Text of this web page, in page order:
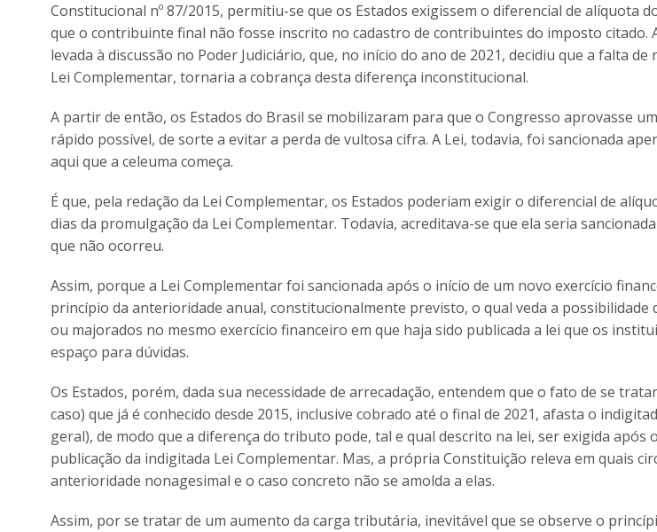
Constitucional nº 87/2015, permitiu-se que os Estados exigissem o diferencial de alíquota
que o contribuinte final não fosse inscrito no cadastro de contribuintes do imposto
levada à discussão no Poder Judiciário, que, no início do ano de 2021, decidiu que a falta
Lei Complementar, tornaria a cobrança desta diferença inconstitucional.
A partir de então, os Estados do Brasil se mobilizaram para que o Congresso aprovasse
rápido possível, de sorte a evitar a perda de vultosa cifra. A Lei, todavia, foi sancionada
aqui que a celeuma começa.
É que, pela redação da Lei Complementar, os Estados poderiam exigir o diferencial de
dias da promulgação da Lei Complementar. Todavia, acreditava-se que ela seria
que não ocorreu.
Assim, porque a Lei Complementar foi sancionada após o início de um novo exercício
princípio da anterioridade anual, constitucionalmente previsto, o qual veda a possibilidade
ou majorados no mesmo exercício financeiro em que haja sido publicada a lei que os
espaço para dúvidas.
Os Estados, porém, dada sua necessidade de arrecadação, entendem que o fato de se
caso) que já é conhecido desde 2015, inclusive cobrado até o final de 2021, afasta o
geral), de modo que a diferença do tributo pode, tal e qual descrito na lei, ser exigida após
publicação da indigitada Lei Complementar. Mas, a própria Constituição releva em quais
anterioridade nonagesimal e o caso concreto não se amolda a elas.
Assim, por se tratar de um aumento da carga tributária, inevitável que se observe o